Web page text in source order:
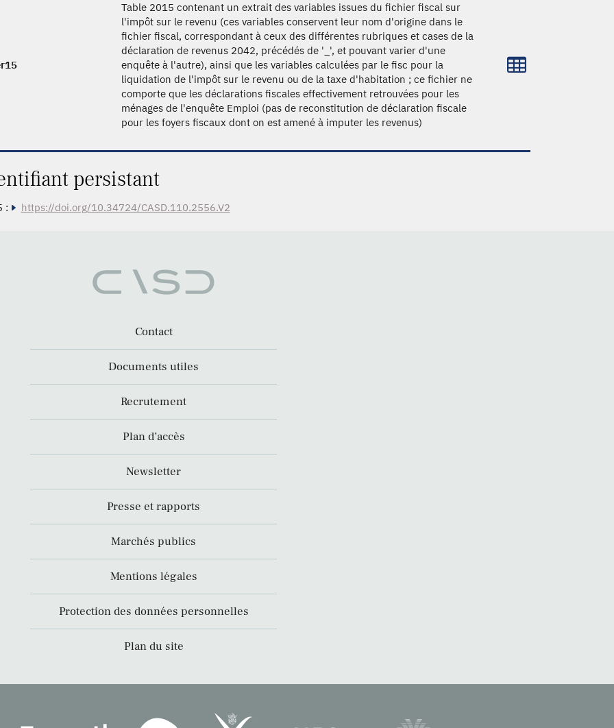
Table 2015 contenant un extrait des variables issues du fichier fiscal sur
l'impôt sur le revenu (ces variables conservent leur nom d'origine dans le
fichier fiscal, correspondant à ceux des différentes rubriques et cases de la
déclaration de revenus 2042, précédés de '_', et pouvant varier d'une
enquête à l'autre), ainsi que les variables calculées par le fisc pour la
liquidation de l'impôt sur le revenu ou de la taxe d'habitation ; ce fichier ne
comporte que les déclarations fiscales effectivement retrouvées pour les
ménages de l'enquête Emploi (pas de reconstitution de déclaration fiscale
pour les foyers fiscaux dont on est amené à imputer les revenus)
persistant
: https://doi.org/10.34724/CASD.110.2556.V2
Contact
Documents utiles
Recrutement
Plan d’accès
Newsletter
Presse et rapports
Marchés publics
Mentions légales
Protection des données personnelles
Plan du site